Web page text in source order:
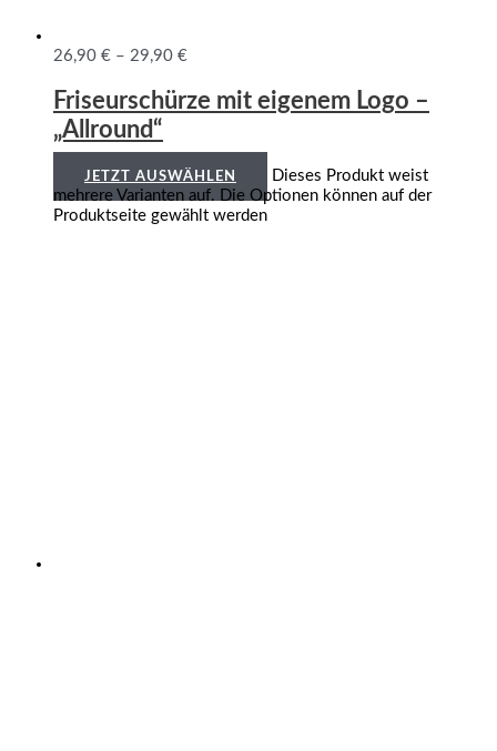
26,90 € – 29,90 €
Friseurschürze mit eigenem Logo –
„Allround“
JETZT AUSWÄHLEN
Dieses Produkt weist
mehrere Varianten auf. Die Optionen können auf der
Produktseite gewählt werden